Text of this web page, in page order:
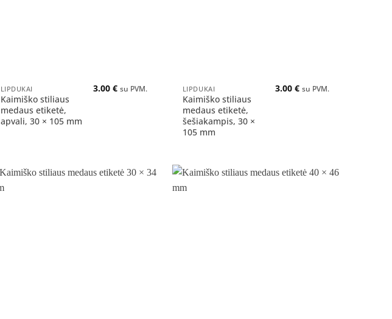
LIPDUKAI
Kaimiško stiliaus
medaus etiketė,
apvali, 30 × 105 mm
3.00 € su PVM. LIPDUKAI
Kaimiško stiliaus
medaus etiketė,
šešiakampis, 30 ×
105 mm
3.00 € su PVM.